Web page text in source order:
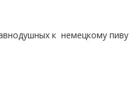
к немецкому пиву